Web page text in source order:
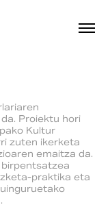
Proiektu hori
Kultur
zuten ikerketa
emaitza da.
praktika eta